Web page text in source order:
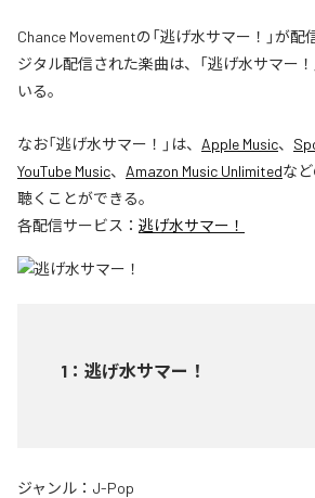
Chance Movementの「逃げ水サマー！」が
ジタル配信された楽曲は、「逃げ水サマー！
いる。
なお「逃げ水サマー！ 」は、 Apple Music、
YouTube Music、 Amazon Music Unlimitedな
聴くことができる。
各配信サービス： 逃げ水サマー！
1 ： 逃げ水サマー！
ジャンル： J-Pop